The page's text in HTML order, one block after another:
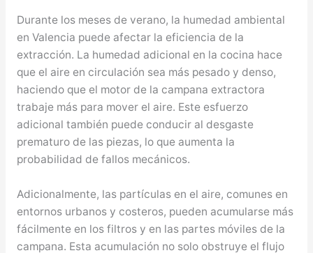
Durante los meses de verano, la humedad ambiental
en Valencia puede afectar la eficiencia de la
extracción. La humedad adicional en la cocina hace
que el aire en circulación sea más pesado y denso,
haciendo que el motor de la campana extractora
trabaje más para mover el aire. Este esfuerzo
adicional también puede conducir al desgaste
prematuro de las piezas, lo que aumenta la
probabilidad de fallos mecánicos.
Adicionalmente, las partículas en el aire, comunes en
entornos urbanos y costeros, pueden acumularse más
fácilmente en los filtros y en las partes móviles de la
campana. Esta acumulación no solo obstruye el flujo